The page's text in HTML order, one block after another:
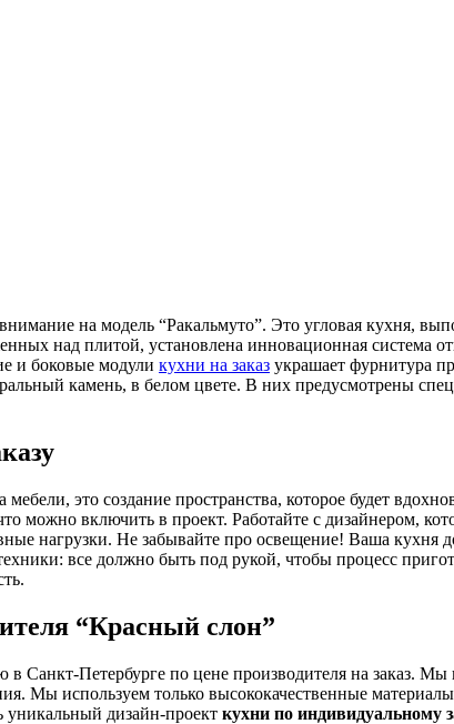
на модель “Ракальмуто”. Это угловая кухня,
над плитой, установлена инновационная система
и боковые модули кухни на заказ украшает фурнитура
камень, в белом цвете. В них предусмотрены
мебели, это создание пространства, которое будет
можно включить в проект. Работайте с дизайнером,
нагрузки. Не забывайте про освещение! Ваша кухня
все должно быть под рукой, чтобы процесс
“Красный слон”
Петербурге по цене производителя на заказ.
Мы используем только высококачественные
дизайн-проект кухни по индивидуальному